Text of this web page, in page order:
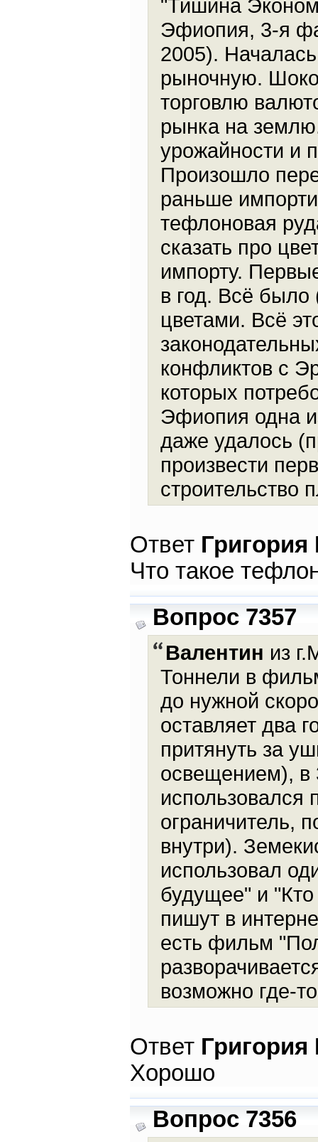
"Тишина
Эфиопия, 3-я
2005).
рыночную.
торговлю
рынка на
урожайности и
Произошло
раньше
тефлоновая
сказать про
импорту.
в год. Всё было
цветами. Всё
конфликтов с
которых
Эфиопия одна
даже удалось
произвести
строительство
Ответ
Что такое
Вопрос 7357
Валентин из
Тоннели в
до нужной
оставляет два
притянуть за
освещением), в
использовался
ограничитель,
внутри).
использовал
будущее" и
пишут в
есть фильм
возможно где-
Ответ
Хорошо
Вопрос 7356